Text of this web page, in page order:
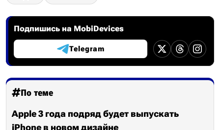
Подпишись на MobiDevices
Telegram
По теме
Apple 3 года подряд будет выпускать
iPhone в новом дизайне